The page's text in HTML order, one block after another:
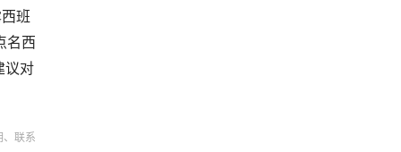
班
名西
议对
、联系